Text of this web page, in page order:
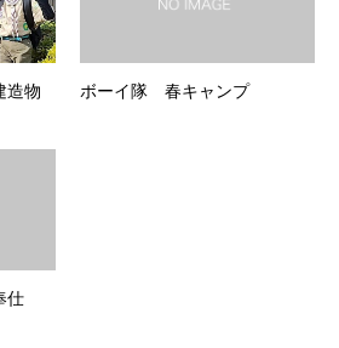
造物
ボーイ隊 春キャンプ
仕